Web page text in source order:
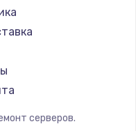
/ демонтаж
серверов.